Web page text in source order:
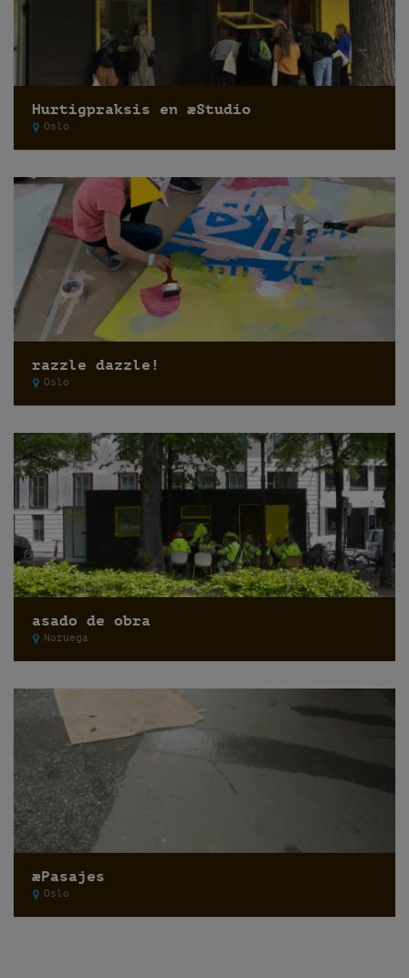
Hurtigpraksis en æStudio
Oslo
razzle dazzle!
Oslo
asado de obra
Noruega
æPasajes
Oslo